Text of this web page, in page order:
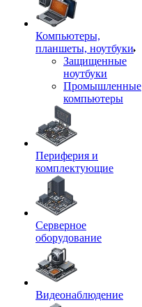
Компьютеры,
планшеты, ноутбуки
Защищенные
ноутбуки
Промышленные
компьютеры
Периферия и
комплектующие
Серверное
оборудование
Видеонаблюдение